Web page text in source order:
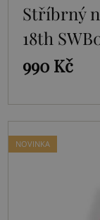
Stříbrný
18th
990 Kč
NOVINKA